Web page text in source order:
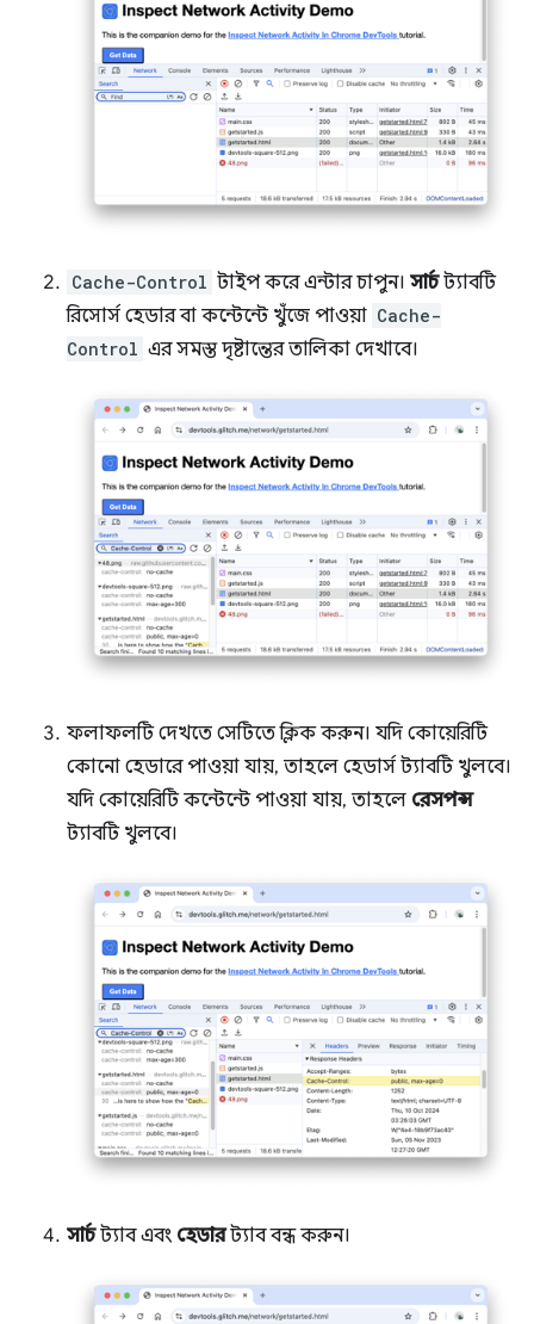
Cache-Control টাইপ করে এন্টার চাপুন। সার্চট্যাবটি
রিসোর্স হেডার বা কন্টেন্টে খুঁজে পাওয়া Cache-
Control এর সমস্ত দৃষ্টান্তের তালিকা দেখাবে।
ফলাফলটি দেখতে সেটিতে ক্লিক করুন। যদি কোয়েরিটি
কোনো হেডারে পাওয়া যায়, তাহলে হেডার্স ট্যাবটি খুলবে।
যদি কোয়েরিটি কন্টেন্টে পাওয়া যায়, তাহলে রেসপন্স
ট্যাবটি খুলবে।
সার্চট্যাব এবং হেডারট্যাব বন্ধ করুন।